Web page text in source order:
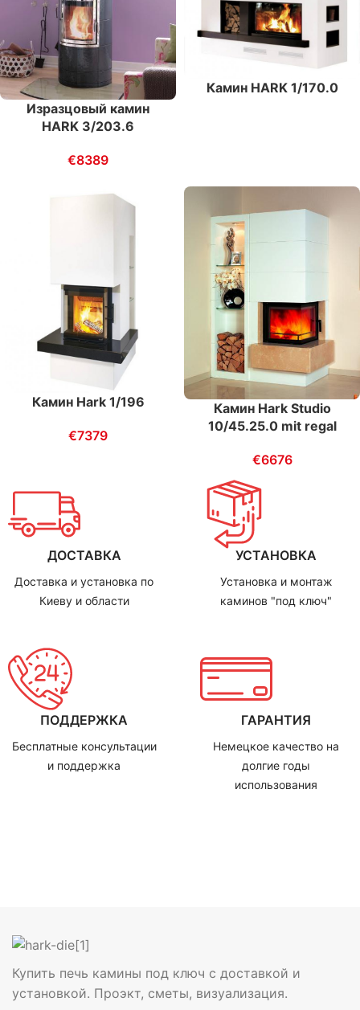
Изразцовый камин
HARK 3/203.6
€8389
Камин HARK 1/170.0
Камин Hark 1/196
€7379
Камин Hark Studio
10/45.25.0 mit regal
€6676
ДОСТАВКА
Доставка и установка по
Киеву и области
УСТАНОВКА
Установка и монтаж
каминов "под ключ"
ПОДДЕРЖКА
Бесплатные консультации
и поддержка
ГАРАНТИЯ
Немецкое качество на
долгие годы
использования
Купить печь камины под ключ с доставкой и
установкой. Проэкт, сметы, визуализация.